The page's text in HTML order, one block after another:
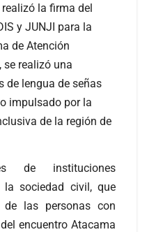
la firma del
y JUNJI para la
de Atención
realizó una
de lengua de señas
impulsado por la
de la región de
de instituciones
sociedad civil, que
las personas con
encuentro Atacama